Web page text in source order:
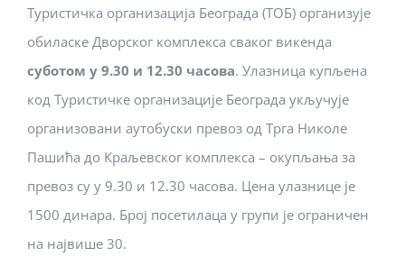
Туристичка организација Београда (ТОБ) организује
обиласке Дворског комплекса сваког викенда
суботом у 9.30 и 12.30 часова. Улазница купљена
код Туристичке организације Београда укључује
организовани аутобуски превоз од Трга Николе
Пашића до Краљевског комплекса – окупљања за
превоз су у 9.30 и 12.30 часова. Цена улазнице је
1500 динара. Број посетилаца у групи је ограничен
на највише 30.